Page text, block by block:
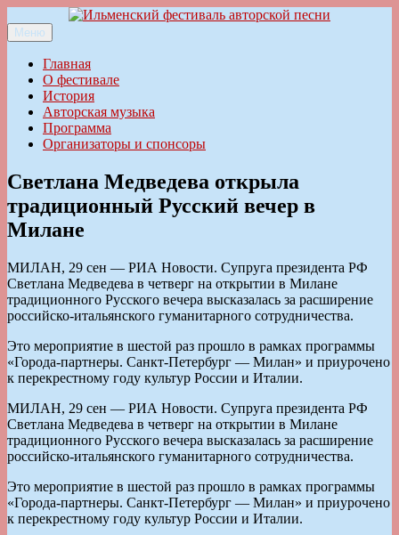
к
содержимому
Ильменский фестиваль авторской песни
Меню
Главная
О фестивале
История
Авторская музыка
Программа
Организаторы и спонсоры
Светлана Медведева открыла
традиционный Русский вечер в
Милане
МИЛАН, 29 сен — РИА Новости. Супруга президента РФ
Светлана Медведева в четверг на открытии в Милане
традиционного Русского вечера высказалась за расширение
российско-итальянского гуманитарного сотрудничества.
Это мероприятие в шестой раз прошло в рамках программы
«Города-партнеры. Санкт-Петербург — Милан» и приурочено
к перекрестному году культур России и Италии.
МИЛАН, 29 сен — РИА Новости. Супруга президента РФ
Светлана Медведева в четверг на открытии в Милане
традиционного Русского вечера высказалась за расширение
российско-итальянского гуманитарного сотрудничества.
Это мероприятие в шестой раз прошло в рамках программы
«Города-партнеры. Санкт-Петербург — Милан» и приурочено
к перекрестному году культур России и Италии.